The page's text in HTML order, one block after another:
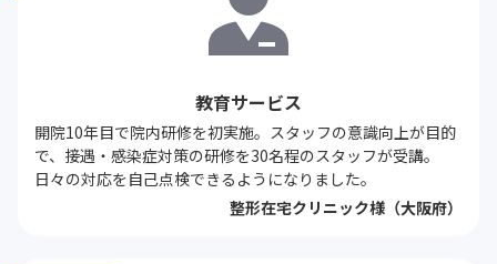
教育サービス
開院10年目で院内研修を初実施。スタッフの意識向上が目的
で、接遇・感染症対策の研修を30名程のスタッフが受講。
日々の対応を自己点検できるようになりました。
整形在宅クリニック様（大阪府）